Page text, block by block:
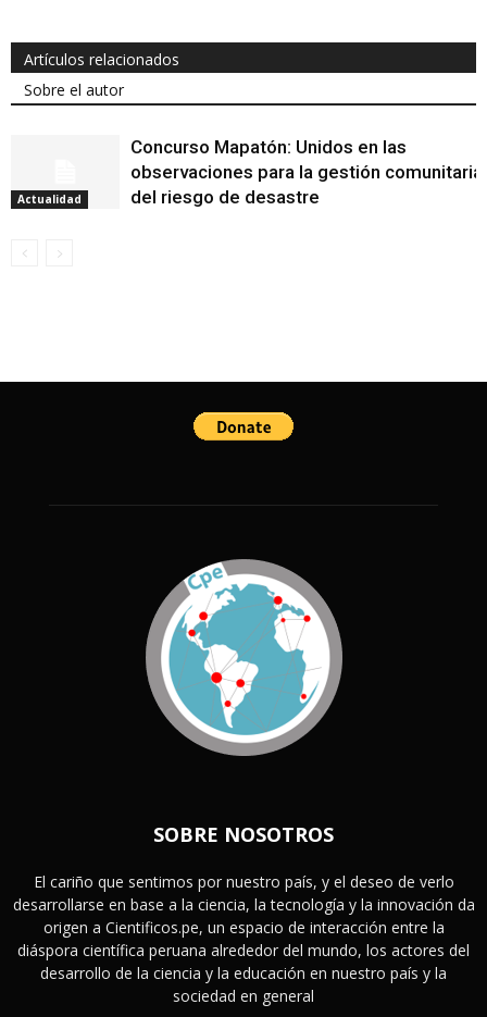
Artículos relacionados
Sobre el autor
Actualidad
Concurso Mapatón: Unidos en las
observaciones para la gestión comunitaria
del riesgo de desastre
SOBRE NOSOTROS
El cariño que sentimos por nuestro país, y el deseo de verlo
desarrollarse en base a la ciencia, la tecnología y la innovación da
origen a Cientificos.pe, un espacio de interacción entre la
diáspora científica peruana alrededor del mundo, los actores del
desarrollo de la ciencia y la educación en nuestro país y la
sociedad en general